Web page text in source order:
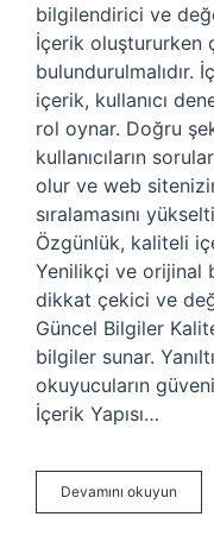
bilgilendirici ve
İçerik oluştururken
bulundurulmalıdır.
içerik, kullanıcı
rol oynar. Doğru
kullanıcıların
olur ve web
sıralamasını
Özgünlük, kaliteli
Yenilikçi ve orijinal
dikkat çekici ve
Güncel Bilgiler
bilgiler sunar.
okuyucuların
İçerik Yapısı…
Devamını okuyun
Içerik